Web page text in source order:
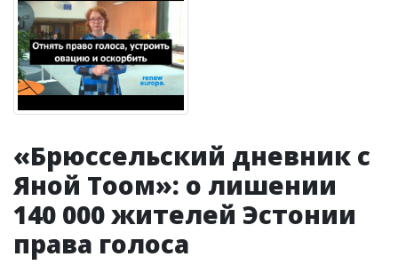
«Брюссельский дневник с
Яной Тоом»: о лишении
140 000 жителей Эстонии
права голоса